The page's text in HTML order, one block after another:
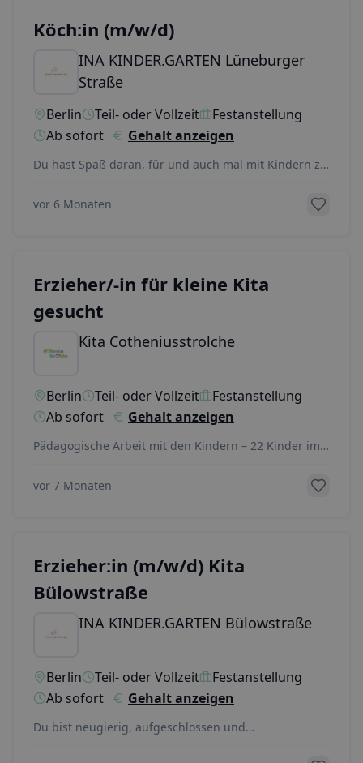
Köch:in (m/w/d)
INA KINDER.GARTEN Lüneburger
Straße
Berlin Teil- oder Vollzeit
Festanstellung
Ab sofort
Gehalt anzeigen
Du hast Spaß daran, für und auch mal mit Kindern zu
vor 6 Monaten
Erzieher/-in für kleine Kita
gesucht
Kita Cotheniusstrolche
Berlin Teil- oder Vollzeit
Festanstellung
Ab sofort
Gehalt anzeigen
Pädagogische Arbeit mit den Kindern – 22 Kinder im
vor 7 Monaten
Erzieher:in (m/w/d) Kita
Bülowstraße
INA KINDER.GARTEN Bülowstraße
Berlin Teil- oder Vollzeit
Festanstellung
Ab sofort
Gehalt anzeigen
Du bist neugierig, aufgeschlossen und